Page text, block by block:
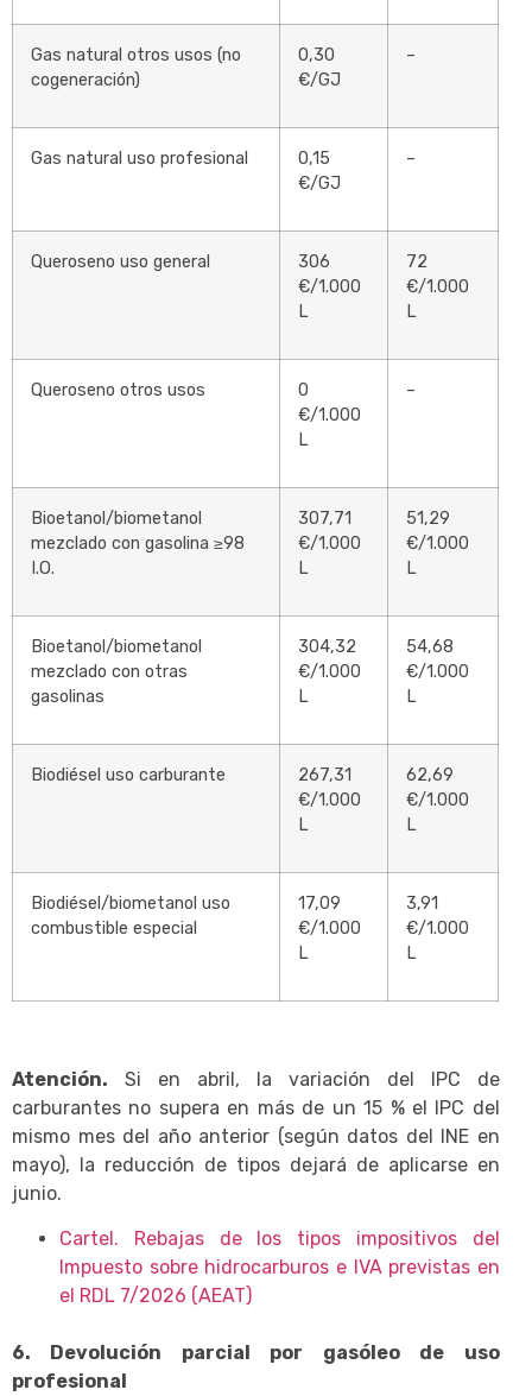
Gas natural otros usos (no
cogeneración)
0,30
€/GJ
–
Gas natural uso profesional
0,15
€/GJ
–
Queroseno uso general
306
€/1.000
L
72
€/1.000
L
Queroseno otros usos
0
€/1.000
L
–
Bioetanol/biometanol
mezclado con gasolina ≥98
I.O.
307,71
€/1.000
L
51,29
€/1.000
L
Bioetanol/biometanol
mezclado con otras
gasolinas
304,32
€/1.000
L
54,68
€/1.000
L
Biodiésel uso carburante
267,31
€/1.000
L
62,69
€/1.000
L
Biodiésel/biometanol uso
combustible especial
17,09
€/1.000
L
3,91
€/1.000
L
Atención. Si en abril, la variación del IPC de
carburantes no supera en más de un 15 % el IPC del
mismo mes del año anterior (según datos del INE en
mayo), la reducción de tipos dejará de aplicarse en
junio.
Cartel. Rebajas de los tipos impositivos del
Impuesto sobre hidrocarburos e IVA previstas en
el RDL 7/2026 (AEAT)
6. Devolución parcial por gasóleo de uso
profesional